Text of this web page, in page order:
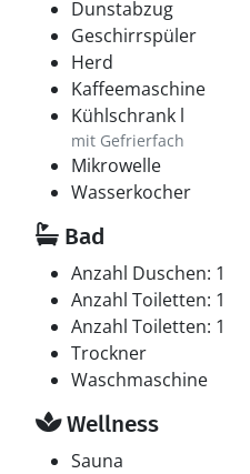
Dunstabzug
Geschirrspüler
Herd
Kaffeemaschine
Kühlschrank l
mit Gefrierfach
Mikrowelle
Wasserkocher
Bad
Anzahl Duschen: 1
Anzahl Toiletten: 1
Anzahl Toiletten: 1
Trockner
Waschmaschine
Wellness
Sauna